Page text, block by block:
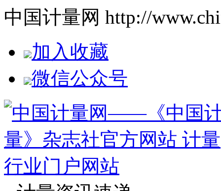
中国计量网 http://
加入收藏
微信公众号